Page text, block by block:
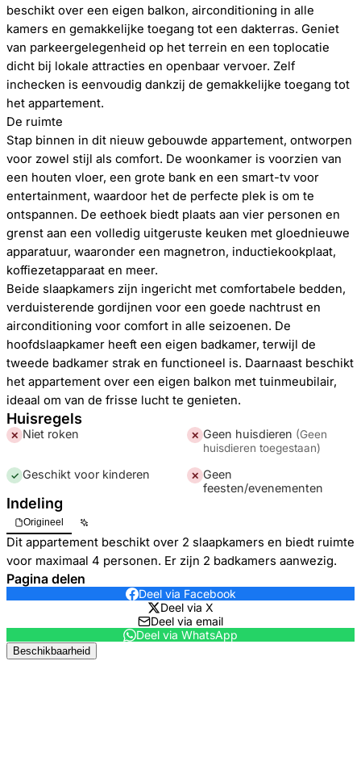
beschikt over een eigen balkon, airconditioning in alle
kamers en gemakkelijke toegang tot een dakterras. Geniet
van parkeergelegenheid op het terrein en een toplocatie
dicht bij lokale attracties en openbaar vervoer. Zelf
inchecken is eenvoudig dankzij de gemakkelijke toegang tot
het appartement.
De ruimte
Stap binnen in dit nieuw gebouwde appartement, ontworpen
voor zowel stijl als comfort. De woonkamer is voorzien van
een houten vloer, een grote bank en een smart-tv voor
entertainment, waardoor het de perfecte plek is om te
ontspannen. De eethoek biedt plaats aan vier personen en
grenst aan een volledig uitgeruste keuken met gloednieuwe
apparatuur, waaronder een magnetron, inductiekookplaat,
koffiezetapparaat en meer.
Beide slaapkamers zijn ingericht met comfortabele bedden,
verduisterende gordijnen voor een goede nachtrust en
airconditioning voor comfort in alle seizoenen. De
hoofdslaapkamer heeft een eigen badkamer, terwijl de
tweede badkamer strak en functioneel is. Daarnaast beschikt
het appartement over een eigen balkon met tuinmeubilair,
ideaal om van de frisse lucht te genieten.
Huisregels
✕ Niet roken ✕ Geen huisdieren (Geen
huisdieren toegestaan)
✓ Geschikt voor kinderen ✕ Geen
feesten/evenementen
Indeling
Origineel
Dit appartement beschikt over 2 slaapkamers en biedt ruimte
voor maximaal 4 personen. Er zijn 2 badkamers aanwezig.
Pagina delen
Deel via Facebook
Deel via X
Deel via email
Deel via WhatsApp
Beschikbaarheid